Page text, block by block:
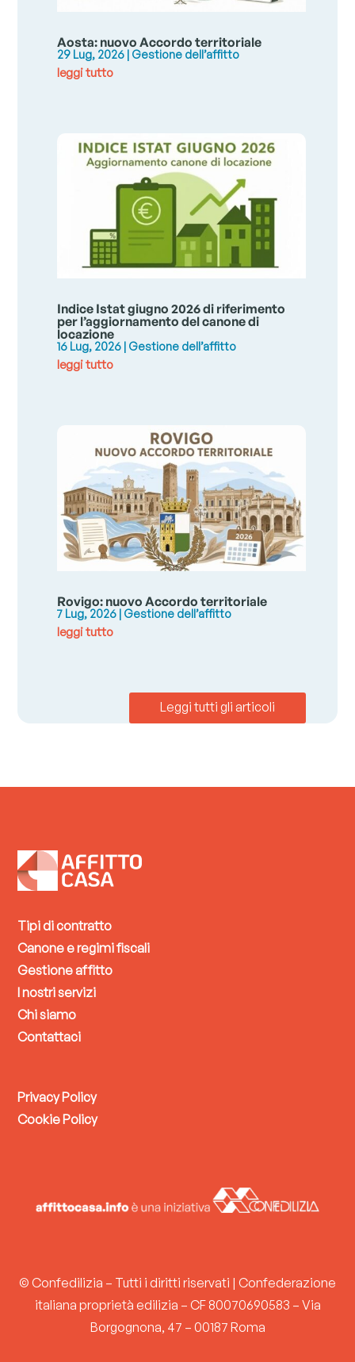
Aosta: nuovo Accordo territoriale
29 Lug, 2026 | Gestione dell’affitto
leggi tutto
Indice Istat giugno 2026 di riferimento
per l’aggiornamento del canone di
locazione
16 Lug, 2026 | Gestione dell’affitto
leggi tutto
Rovigo: nuovo Accordo territoriale
7 Lug, 2026 | Gestione dell’affitto
leggi tutto
Leggi tutti gli articoli
Tipi di contratto
Canone e regimi fiscali
Gestione affitto
I nostri servizi
Chi siamo
Contattaci
Privacy Policy
Cookie Policy
© Confedilizia – Tutti i diritti riservati | Confederazione
italiana proprietà edilizia – CF 80070690583 – Via
Borgognona, 47 – 00187 Roma